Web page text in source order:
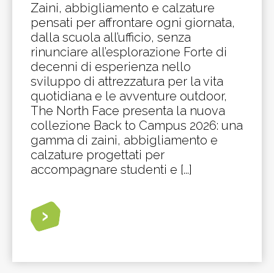
Zaini, abbigliamento e calzature
pensati per affrontare ogni giornata,
dalla scuola all’ufficio, senza
rinunciare all’esplorazione Forte di
decenni di esperienza nello
sviluppo di attrezzatura per la vita
quotidiana e le avventure outdoor,
The North Face presenta la nuova
collezione Back to Campus 2026: una
gamma di zaini, abbigliamento e
calzature progettati per
accompagnare studenti e [...]